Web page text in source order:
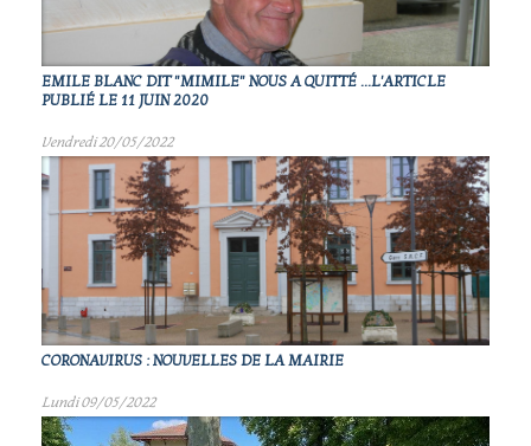
EMILE BLANC DIT "MIMILE" NOUS A QUITTÉ ...L'ARTICLE
PUBLIÉ LE 11 JUIN 2020
Vendredi 20/05/2022
CORONAVIRUS : NOUVELLES DE LA MAIRIE
Lundi 09/05/2022